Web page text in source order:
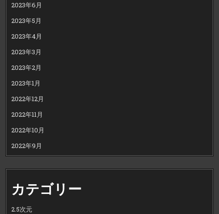
2023年6月
2023年5月
2023年4月
2023年3月
2023年2月
2023年1月
2022年12月
2022年11月
2022年10月
2022年9月
カテゴリー
2.5次元